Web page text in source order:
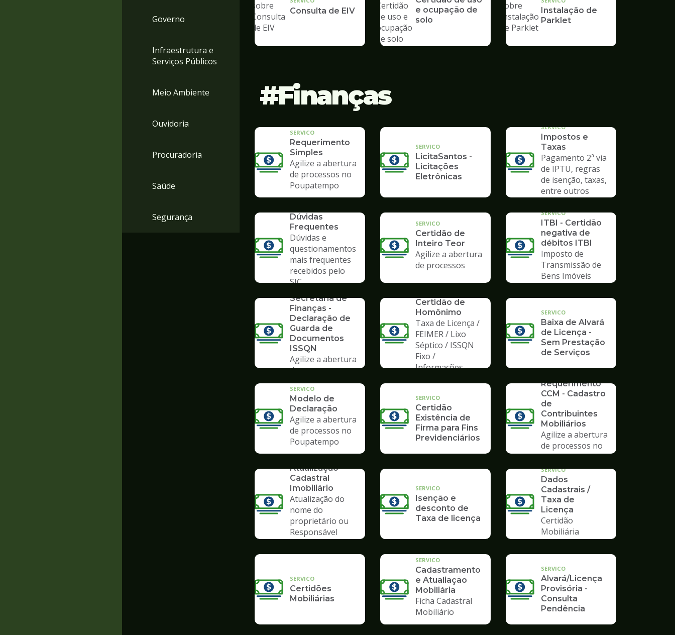
Governo
Infraestrutura e
Serviços Públicos
Meio Ambiente
Ouvidoria
Procuradoria
Saúde
Segurança
Consulta de EIV
e ocupação de
solo
Instalação de
Parklet
Finanças
SERVICO
Requerimento
Simples
Agilize a abertura
de processos no
Poupatempo
SERVICO
LicitaSantos -
Licitações
Eletrônicas
SERVICO
Impostos e
Taxas
Pagamento 2ª via
de IPTU, regras
de isenção, taxas,
entre outros
Dúvidas
Frequentes
Dúvidas e
questionamentos
mais frequentes
recebidos pelo
SIC
SERVICO
Certidão de
Inteiro Teor
Agilize a abertura
de processos
SERVICO
ITBI - Certidão
negativa de
débitos ITBI
Imposto de
Transmissão de
Bens Imóveis
SERVICO
Secretaria de
Finanças -
Declaração de
Guarda de
Documentos
ISSQN
Agilize a abertura
de processos no
Poupatempo
Certidão de
Homônimo
Taxa de Licença /
FEIMER / Lixo
Séptico / ISSQN
Fixo /
Informações
SERVICO
Baixa de Alvará
de Licença -
Sem Prestação
de Serviços
SERVICO
Modelo de
Declaração
Agilize a abertura
de processos no
Poupatempo
SERVICO
Certidão
Existência de
Firma para Fins
Previdenciários
Requerimento
CCM - Cadastro
de
Contribuintes
Mobiliários
Agilize a abertura
de processos no
Poupatempo
Atualização
Cadastral
Imobiliário
Atualização do
nome do
proprietário ou
Responsável
SERVICO
Isenção e
desconto de
Taxa de licença
SERVICO
Dados
Cadastrais /
Taxa de
Licença
Certidão
Mobiliária
SERVICO
Certidões
Mobiliárias
SERVICO
Cadastramento
e Atualiação
Mobiliária
Ficha Cadastral
Mobiliário
SERVICO
Alvará/Licença
Provisória -
Consulta
Pendência